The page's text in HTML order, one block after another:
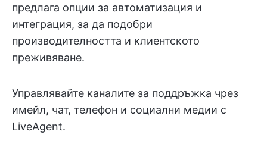
предлага опции за автоматизация и
интеграция, за да подобри
производителността и клиентското
преживяване.
Управлявайте каналите за поддръжка чрез
имейл, чат, телефон и социални медии с
LiveAgent.